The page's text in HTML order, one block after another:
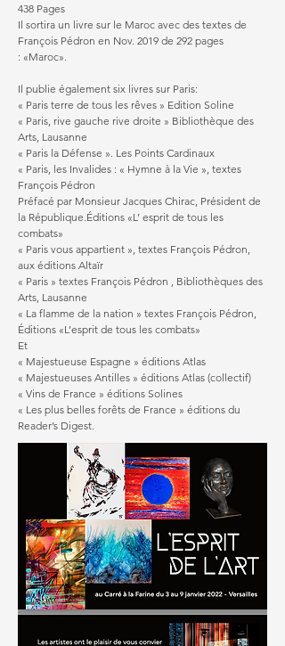
438 Pages
Il sortira un livre sur le Maroc avec des textes de
François Pédron en Nov. 2019 de 292 pages
: «Maroc».
Il publie également six livres sur Paris:
« Paris terre de tous les rêves » Edition Soline
« Paris, rive gauche rive droite » Bibliothèque des
Arts, Lausanne
« Paris la Défense ». Les Points Cardinaux
« Paris, les Invalides : « Hymne à la Vie », textes
François Pédron
Préfacé par Monsieur Jacques Chirac, Président de
la République.Éditions «L’ esprit de tous les
combats»
« Paris vous appartient », textes François Pédron,
aux éditions Altaïr
« Paris » textes François Pédron , Bibliothèques des
Arts, Lausanne
« La flamme de la nation » textes François Pédron,
Éditions «L’esprit de tous les combats»
Et
« Majestueuse Espagne » éditions Atlas
« Majestueuses Antilles » éditions Atlas (collectif)
« Vins de France » éditions Solines
« Les plus belles forêts de France » éditions du
Reader’s Digest.